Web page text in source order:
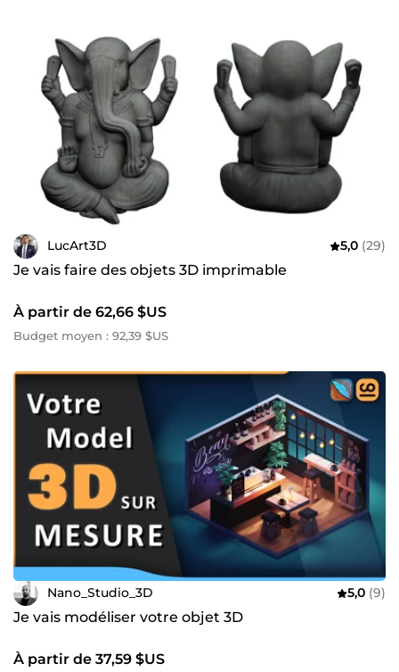
LucArt3D 5,0 (29)
Je vais faire des objets 3D imprimable
À partir de 62,66 $US
Budget moyen : 92,39 $US
Nano_Studio_3D 5,0 (9)
Je vais modéliser votre objet 3D
À partir de 37,59 $US